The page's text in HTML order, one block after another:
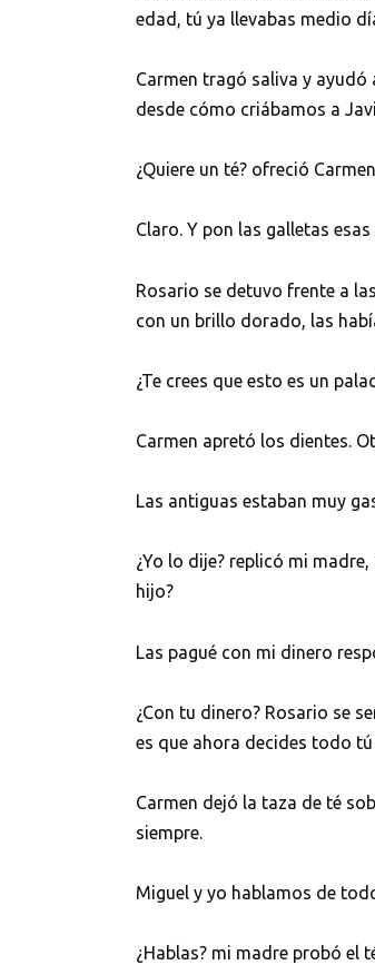
edad, tú ya llevabas medio
Carmen tragó saliva y ayudó
desde cómo criábamos a
¿Quiere un té? ofreció
Claro. Y pon las galletas
Rosario se detuvo frente a
con un brillo dorado, las
¿Te crees que esto es un
Carmen apretó los dientes.
Las antiguas estaban muy
¿Yo lo dije? replicó mi
hijo?
Las pagué con mi dinero
¿Con tu dinero? Rosario se
es que ahora decides todo
Carmen dejó la taza de té
siempre.
Miguel y yo hablamos de
¿Hablas? mi madre probó el